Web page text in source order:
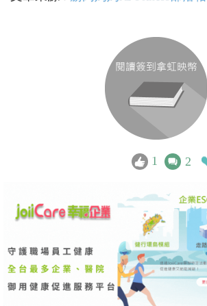
1 2